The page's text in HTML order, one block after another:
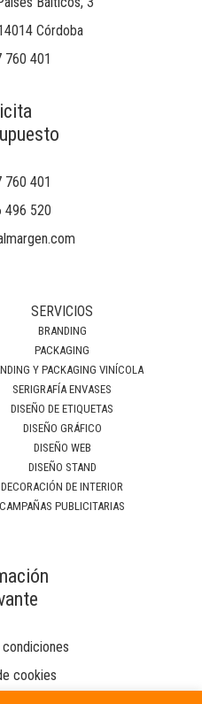
Córdoba
760 401
760 401
496 520
SERVICIOS
BRANDING
PACKAGING
Y PACKAGING VINÍCOLA
SERIGRAFÍA ENVASES
DISEÑO DE ETIQUETAS
DISEÑO GRÁFICO
DISEÑO WEB
DISEÑO STAND
DECORACIÓN DE INTERIOR
CAMPAÑAS PUBLICITARIAS
cookies